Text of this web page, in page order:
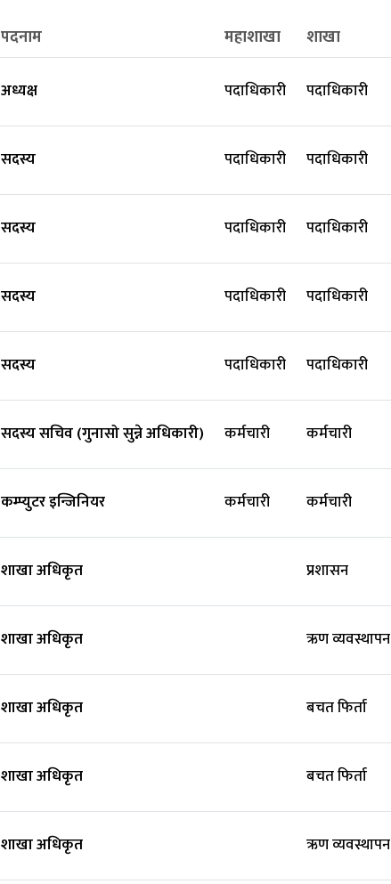
पदनाम महाशाखा शाखा
अध्यक्ष पदाधिकारी पदाधिकारी
सदस्य पदाधिकारी पदाधिकारी
सदस्य पदाधिकारी पदाधिकारी
सदस्य पदाधिकारी पदाधिकारी
सदस्य पदाधिकारी पदाधिकारी
सदस्य सचिव (गुनासो सुन्ने अधिकारी) कर्मचारी कर्मचारी
कम्प्युटर इन्जिनियर कर्मचारी कर्मचारी
शाखा अधिकृत प्रशासन
शाखा अधिकृत ऋण व्यवस्थापन
शाखा अधिकृत बचत फिर्ता
शाखा अधिकृत बचत फिर्ता
शाखा अधिकृत ऋण व्यवस्थापन